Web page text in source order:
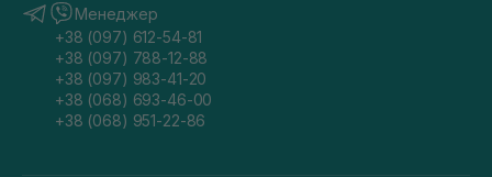
Менеджер
+38 (097) 612-54-81
+38 (097) 788-12-88
+38 (097) 983-41-20
+38 (068) 693-46-00
+38 (068) 951-22-86